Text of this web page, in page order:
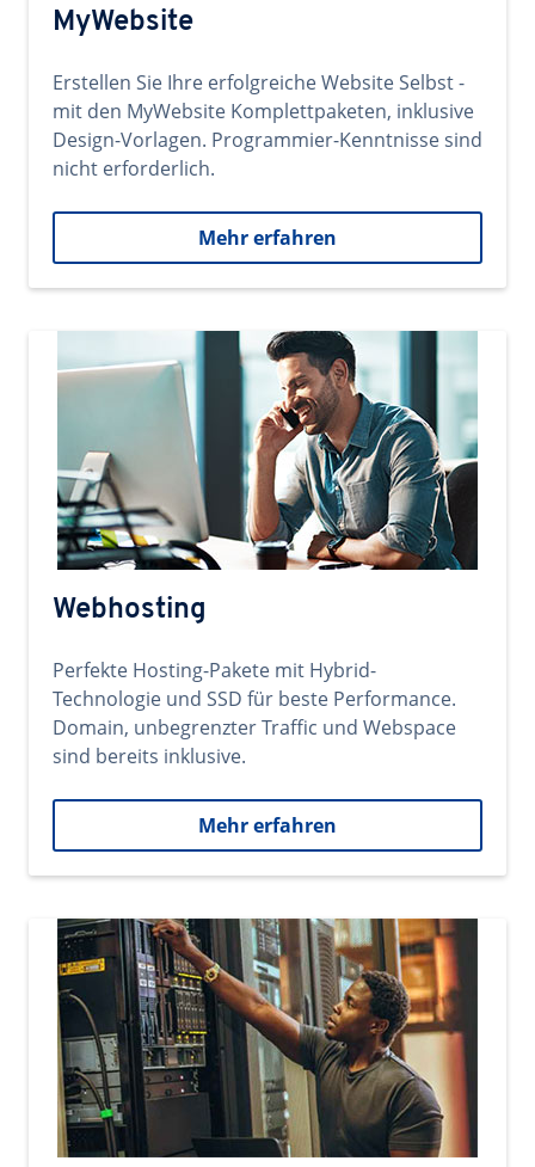
MyWebsite
Erstellen Sie Ihre erfolgreiche Website Selbst -
mit den MyWebsite Komplettpaketen, inklusive
Design-Vorlagen. Programmier-Kenntnisse sind
nicht erforderlich.
Mehr erfahren
Webhosting
Perfekte Hosting-Pakete mit Hybrid-
Technologie und SSD für beste Performance.
Domain, unbegrenzter Traffic und Webspace
sind bereits inklusive.
Mehr erfahren